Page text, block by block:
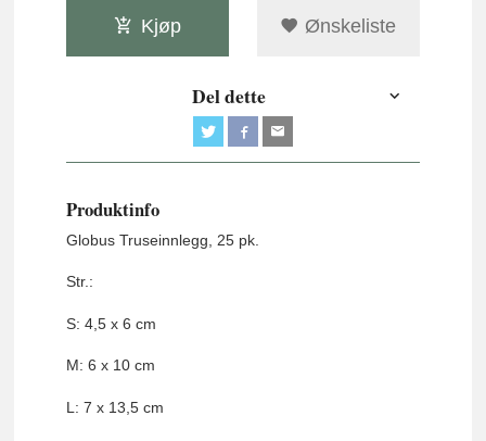
Kjøp Ønskeliste
Del dette
Produktinfo
Globus Truseinnlegg, 25 pk.
Str.:
S: 4,5 x 6 cm
M:6 x 10 cm
L:7 x 13,5 cm